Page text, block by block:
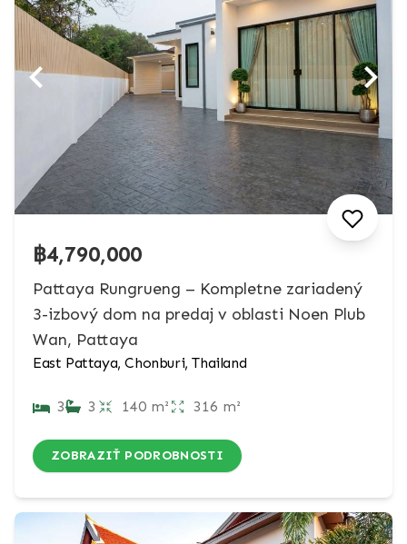
฿4,790,000
Pattaya Rungrueng – Kompletne zariadený
3-izbový dom na predaj v oblasti Noen Plub
Wan, Pattaya
East Pattaya, Chonburi, Thailand
3 3 140 m² 316 m²
ZOBRAZIŤ PODROBNOSTI